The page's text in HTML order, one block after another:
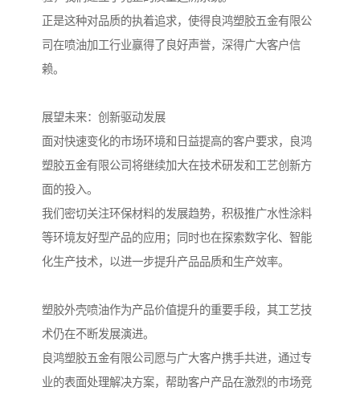
正是这种对品质的执着追求，使得良鸿塑胶五金有限公
司在喷油加工行业赢得了良好声誉，深得广大客户信
赖。
展望未来：创新驱动发展
面对快速变化的市场环境和日益提高的客户要求，良鸿
塑胶五金有限公司将继续加大在技术研发和工艺创新方
面的投入。
我们密切关注环保材料的发展趋势，积极推广水性涂料
等环境友好型产品的应用；同时也在探索数字化、智能
化生产技术，以进一步提升产品品质和生产效率。
塑胶外壳喷油作为产品价值提升的重要手段，其工艺技
术仍在不断发展演进。
良鸿塑胶五金有限公司愿与广大客户携手共进，通过专
业的表面处理解决方案，帮助客户产品在激烈的市场竞